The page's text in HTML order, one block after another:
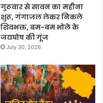
गुरूवार से सावन का महीना
शुरू, गंगाजल लेकर निकले
शिवभक्त, बम-बम भोले के
जयघोष की गूंज
July 30, 2026